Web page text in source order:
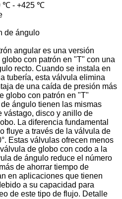
℃ - +425 ℃
de ángulo
angular es una versión
con patrón en "T" con una
recto. Cuando se instala en
tubería, esta válvula elimina
de una caída de presión más
globo con patrón en "T"
ángulo tienen las mismas
vástago, disco y anillo de
La diferencia fundamental
fluye a través de la válvula de
Estas válvulas ofrecen menos
de globo con codo a la
de ángulo reduce el número
de ahorrar tiempo de
en aplicaciones que tienen
a su capacidad para
de este tipo de flujo. Detalle